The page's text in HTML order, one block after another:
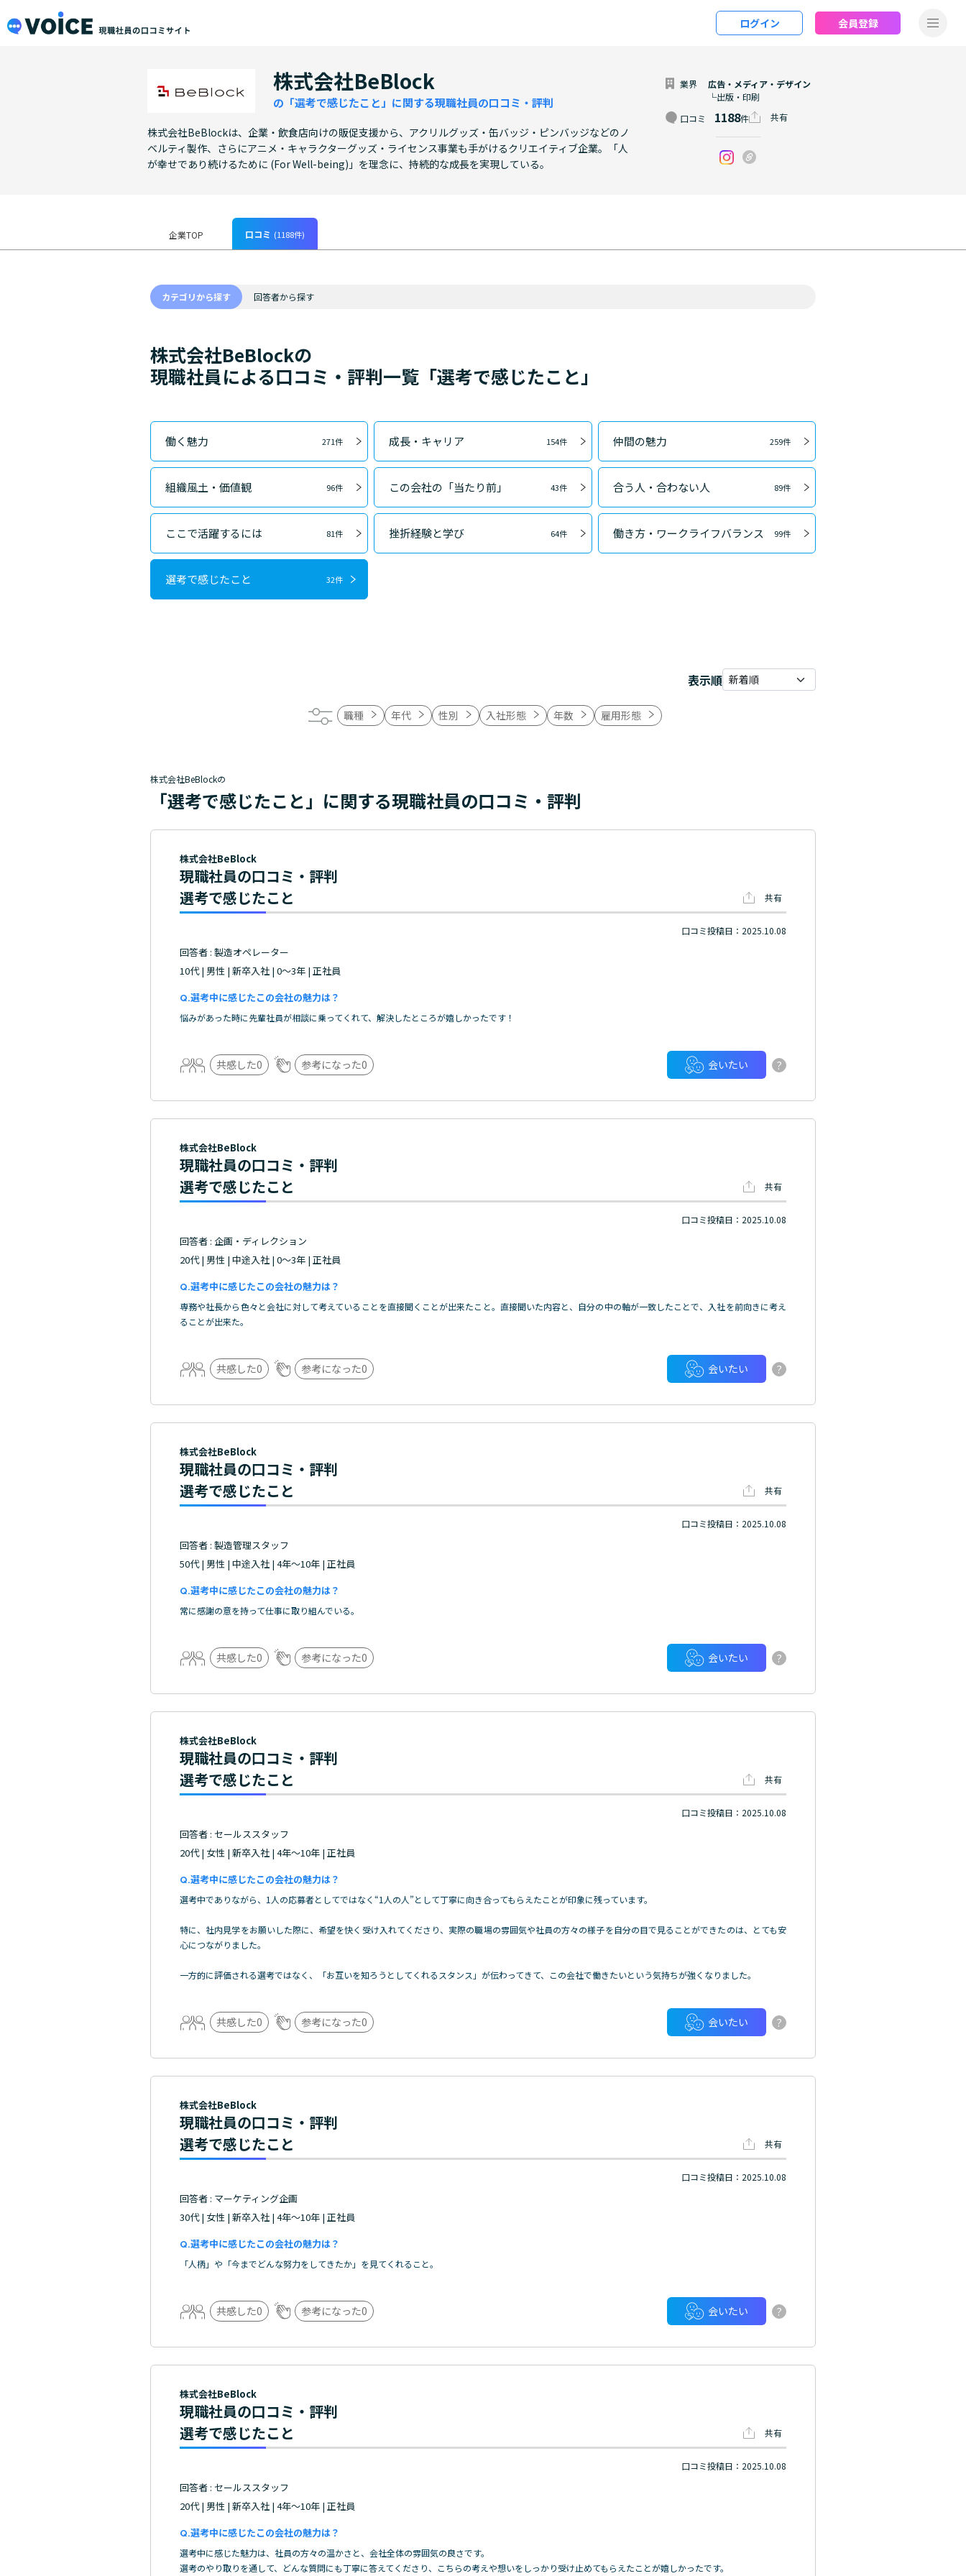
メインコンテンツにスキップ
ログイン 会員登録
株式会社BeBlock
の「選考で感じたこと」に関する現職社員の口コミ・評判
株式会社BeBlockは、企業・飲食店向けの販促支援から、アクリルグッズ・缶バッジ・ピンバッジなどのノ
ベルティ製作、さらにアニメ・キャラクターグッズ・ライセンス事業も手がけるクリエイティブ企業。「人
が幸せであり続けるために (For Well-being)」を理念に、持続的な成長を実現している。
業界
広告・メディア・デザイン
└出版・印刷
口コミ 1188件 共有
企業TOP 口コミ (1188件)
カテゴリから探す 回答者から探す
株式会社BeBlockの
現職社員による口コミ・評判一覧「選考で感じたこと」
働く魅力 271件 成長・キャリア 154件 仲間の魅力 259件
組織風土・価値観 96件 この会社の「当たり前」 43件 合う人・合わない人 89件
ここで活躍するには 81件 挫折経験と学び 64件 働き方・ワークライフバランス 99件
選考で感じたこと 32件
表示順
職種 年代 性別 入社形態 年数 雇用形態
株式会社BeBlockの
「選考で感じたこと」に関する現職社員の口コミ・評判
株式会社BeBlock
現職社員の口コミ・評判
選考で感じたこと
共有
口コミ投稿日：2025.10.08
回答者 : 製造オペレーター
10代 | 男性 | 新卒入社 | 0～3年 | 正社員
選考中に感じたこの会社の魅力は？
悩みがあった時に先輩社員が相談に乗ってくれて、解決したところが嬉しかったです！
共感した0 参考になった0 会いたい ?
株式会社BeBlock
現職社員の口コミ・評判
選考で感じたこと
共有
口コミ投稿日：2025.10.08
回答者 : 企画・ディレクション
20代 | 男性 | 中途入社 | 0～3年 | 正社員
選考中に感じたこの会社の魅力は？
専務や社長から色々と会社に対して考えていることを直接聞くことが出来たこと。直接聞いた内容と、自分の中の軸が一致したことで、入社を前向きに考え
ることが出来た。
共感した0 参考になった0 会いたい ?
株式会社BeBlock
現職社員の口コミ・評判
選考で感じたこと
共有
口コミ投稿日：2025.10.08
回答者 : 製造管理スタッフ
50代 | 男性 | 中途入社 | 4年～10年 | 正社員
選考中に感じたこの会社の魅力は？
常に感謝の意を持って仕事に取り組んでいる。
共感した0 参考になった0 会いたい ?
株式会社BeBlock
現職社員の口コミ・評判
選考で感じたこと
共有
口コミ投稿日：2025.10.08
回答者 : セールススタッフ
20代 | 女性 | 新卒入社 | 4年～10年 | 正社員
選考中に感じたこの会社の魅力は？
選考中でありながら、1人の応募者としてではなく“1人の人”として丁寧に向き合ってもらえたことが印象に残っています。
特に、社内見学をお願いした際に、希望を快く受け入れてくださり、実際の職場の雰囲気や社員の方々の様子を自分の目で見ることができたのは、とても安
心につながりました。
一方的に評価される選考ではなく、「お互いを知ろうとしてくれるスタンス」が伝わってきて、この会社で働きたいという気持ちが強くなりました。
共感した0 参考になった0 会いたい ?
株式会社BeBlock
現職社員の口コミ・評判
選考で感じたこと
共有
口コミ投稿日：2025.10.08
回答者 : マーケティング企画
30代 | 女性 | 新卒入社 | 4年～10年 | 正社員
選考中に感じたこの会社の魅力は？
「人柄」や「今までどんな努力をしてきたか」を見てくれること。
共感した0 参考になった0 会いたい ?
株式会社BeBlock
現職社員の口コミ・評判
選考で感じたこと
共有
口コミ投稿日：2025.10.08
回答者 : セールススタッフ
20代 | 男性 | 新卒入社 | 4年～10年 | 正社員
選考中に感じたこの会社の魅力は？
選考中に感じた魅力は、社員の方々の温かさと、会社全体の雰囲気の良さです。
選考のやり取りを通して、どんな質問にも丁寧に答えてくださり、こちらの考えや想いをしっかり受け止めてもらえたことが嬉しかったです。